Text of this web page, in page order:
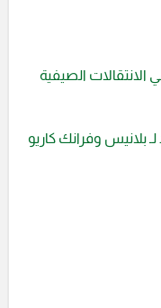
الصيفية
بلانيس وفرانك كاريو